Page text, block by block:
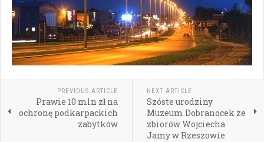
PREVIOUS ARTICLE
Prawie 10 mln zł na
ochronę podkarpackich
zabytków
NEXT ARTICLE
Szóste urodziny
Muzeum Dobranocek ze
zbiorów Wojciecha
Jamy w Rzeszowie